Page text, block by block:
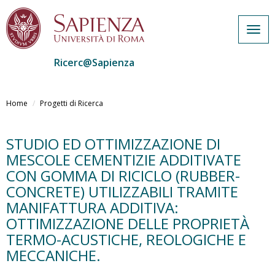
al
Ricerc@Sapienza
Home Progetti di Ricerca
STUDIO ED OTTIMIZZAZIONE DI
MESCOLE CEMENTIZIE ADDITIVATE
CON GOMMA DI RICICLO (RUBBER-
CONCRETE) UTILIZZABILI TRAMITE
MANIFATTURA ADDITIVA:
OTTIMIZZAZIONE DELLE PROPRIETÀ
TERMO-ACUSTICHE, REOLOGICHE E
MECCANICHE.